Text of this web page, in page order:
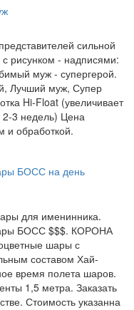
сильной
рисунком - надписями:
муж - супергерой.
Лучший муж, Супер
Hi-Float (увеличивает
2-3 недель) Цена
и обработкой.
БОСС на день
для именинника.
БОСС $$$. КОРОНА
шары с
составом Хай-
время полета шаров.
1,5 метра. Заказать
Стоимость указанна